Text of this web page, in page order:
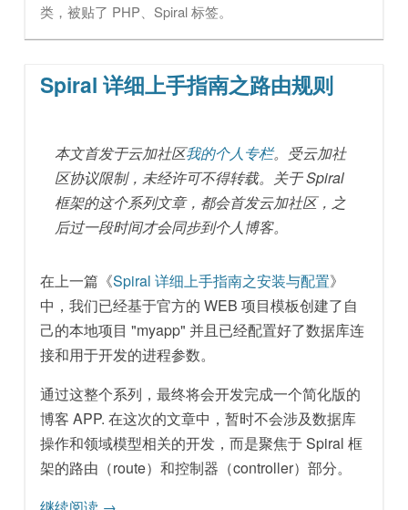
类，被贴了 PHP 、Spiral标签。
Spiral 详细上手指南之路由规则
本文首发于云加社区我的个人专栏。受云加社
区协议限制，未经许可不得转载。关于 Spiral
框架的这个系列文章，都会首发云加社区，之
后过一段时间才会同步到个人博客。
在上一篇《Spiral 详细上手指南之安装与配置》
中，我们已经基于官方的 WEB 项目模板创建了自
己的本地项目 "myapp" 并且已经配置好了数据库连
接和用于开发的进程参数。
通过这整个系列，最终将会开发完成一个简化版的
博客 APP. 在这次的文章中，暂时不会涉及数据库
操作和领域模型相关的开发，而是聚焦于 Spiral 框
架的路由（route）和控制器（controller）部分。